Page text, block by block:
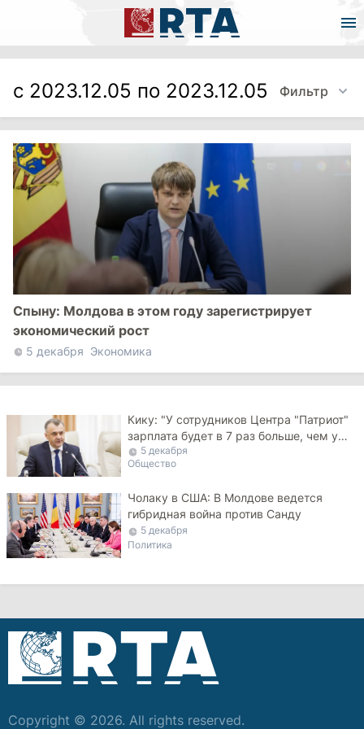
с 2023.12.05 по 2023.12.05 Фильтр
Спыну: Молдова в этом году зарегистрирует
экономический рост
5 декабря Экономика
Кику: "У сотрудников Центра "Патриот"
зарплата будет в 7 раз больше, чем у
простого учителя"
5 декабря
Общество
Чолаку в США: В Молдове ведется
гибридная война против Санду
5 декабря
Политика
Copyright © 2026. All rights reserved.